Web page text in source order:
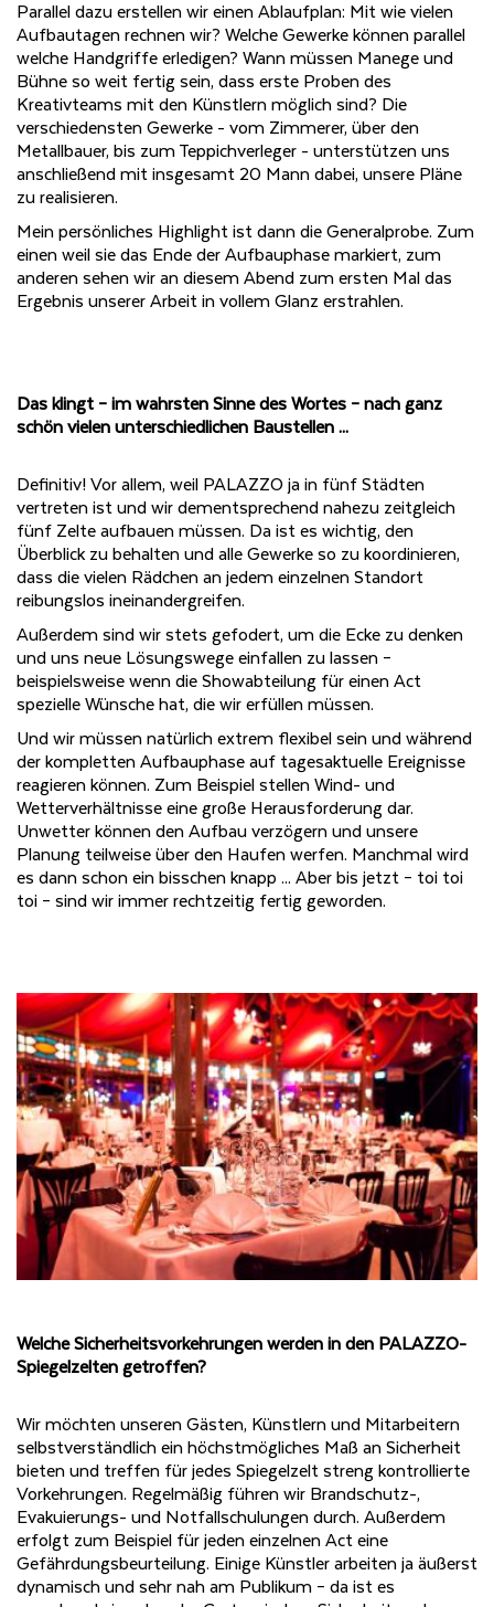
Parallel dazu erstellen wir einen Ablaufplan: Mit wie vielen
Aufbautagen rechnen wir? Welche Gewerke können parallel
welche Handgriffe erledigen? Wann müssen Manege und
Bühne so weit fertig sein, dass erste Proben des
Kreativteams mit den Künstlern möglich sind? Die
verschiedensten Gewerke - vom Zimmerer, über den
Metallbauer, bis zum Teppichverleger - unterstützen uns
anschließend mit insgesamt 20 Mann dabei, unsere Pläne
zu realisieren.
Mein persönliches Highlight ist dann die Generalprobe. Zum
einen weil sie das Ende der Aufbauphase markiert, zum
anderen sehen wir an diesem Abend zum ersten Mal das
Ergebnis unserer Arbeit in vollem Glanz erstrahlen.
Das klingt – im wahrsten Sinne des Wortes – nach ganz
schön vielen unterschiedlichen Baustellen ...
Definitiv! Vor allem, weil PALAZZO ja in fünf Städten
vertreten ist und wir dementsprechend nahezu zeitgleich
fünf Zelte aufbauen müssen. Da ist es wichtig, den
Überblick zu behalten und alle Gewerke so zu koordinieren,
dass die vielen Rädchen an jedem einzelnen Standort
reibungslos ineinandergreifen.
Außerdem sind wir stets gefodert, um die Ecke zu denken
und uns neue Lösungswege einfallen zu lassen –
beispielsweise wenn die Showabteilung für einen Act
spezielle Wünsche hat, die wir erfüllen müssen.
Und wir müssen natürlich extrem flexibel sein und während
der kompletten Aufbauphase auf tagesaktuelle Ereignisse
reagieren können. Zum Beispiel stellen Wind- und
Wetterverhältnisse eine große Herausforderung dar.
Unwetter können den Aufbau verzögern und unsere
Planung teilweise über den Haufen werfen. Manchmal wird
es dann schon ein bisschen knapp ... Aber bis jetzt – toi toi
toi – sind wir immer rechtzeitig fertig geworden.
Welche Sicherheitsvorkehrungen werden in den PALAZZO-
Spiegelzelten getroffen?
Wir möchten unseren Gästen, Künstlern und Mitarbeitern
selbstverständlich ein höchstmögliches Maß an Sicherheit
bieten und treffen für jedes Spiegelzelt streng kontrollierte
Vorkehrungen. Regelmäßig führen wir Brandschutz-,
Evakuierungs- und Notfallschulungen durch. Außerdem
erfolgt zum Beispiel für jeden einzelnen Act eine
Gefährdungsbeurteilung. Einige Künstler arbeiten ja äußerst
dynamisch und sehr nah am Publikum – da ist es